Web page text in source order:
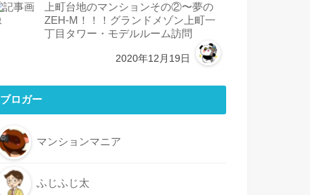
上町台地のマンションその②〜夢の
ZEH-M！！！グランドメゾン上町一
丁目タワー・モデルルーム訪問
2020年12月19日
ブロガー
マンションマニア
ふじふじ太